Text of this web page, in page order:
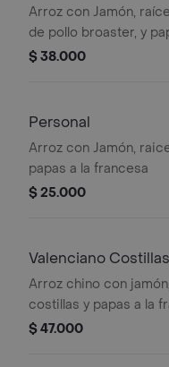
Arroz con Jamón,
de pollo broaster, y
francesa
$ 38.000
Personal
Arroz con Jamón, raices chinas y
papas a la francesa
$ 25.000
Valenciano
Arroz chino con
costillas y papas a la
$ 47.000